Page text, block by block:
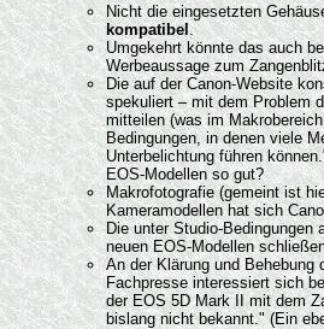
Nicht die eingesetzten
kompatibel.
Umgekehrt könnte das auch
Werbeaussage zum
Die auf der Canon-Website
spekuliert – mit dem Problem
mitteilen (was im
Bedingungen, in denen viele
Unterbelichtung führen
EOS-Modellen so gut?
Makrofotografie (gemeint ist
Kameramodellen hat sich
Die unter Studio-
neuen EOS-Modellen
An der Klärung und
Fachpresse interessiert sich
der EOS 5D Mark II mit dem
bislang nicht bekannt." (Ein